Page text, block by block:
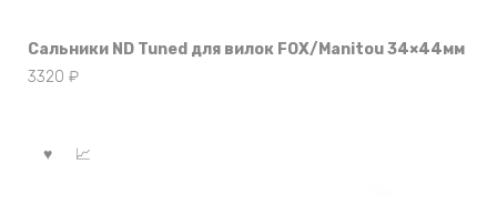
Сальники ND Tuned для вилок FOX/Manitou 34×44мм
3320 ₽